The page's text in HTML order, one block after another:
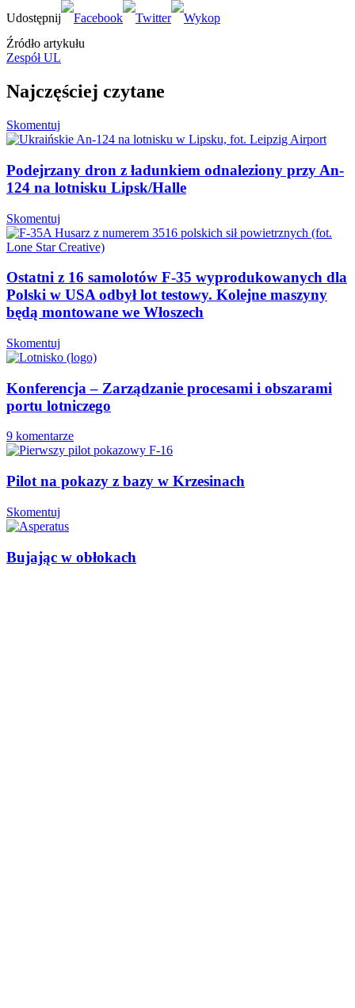
Źródło artykułu
Zespół UL
Najczęściej czytane
Skomentuj
Podejrzany dron z ładunkiem odnaleziony przy An-
124 na lotnisku Lipsk/Halle
Skomentuj
Ostatni z 16 samolotów F-35 wyprodukowanych dla
Polski w USA odbył lot testowy. Kolejne maszyny
będą montowane we Włoszech
Skomentuj
Konferencja – Zarządzanie procesami i obszarami
portu lotniczego
9 komentarze
Pilot na pokazy z bazy w Krzesinach
Skomentuj
Bujając w obłokach